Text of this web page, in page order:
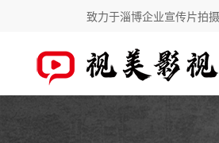
致力于淄博企业宣传片拍